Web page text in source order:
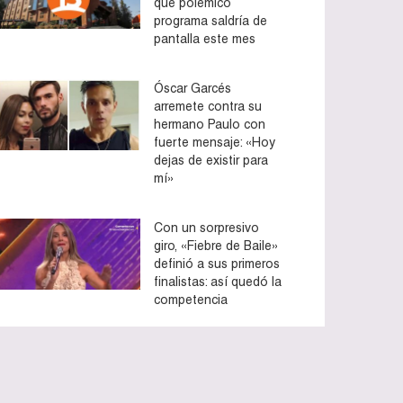
programa saldría de
pantalla este mes
Óscar Garcés
arremete contra su
hermano Paulo con
fuerte mensaje: «Hoy
dejas de existir para
mí»
Con un sorpresivo
giro, «Fiebre de Baile»
definió a sus primeros
finalistas: así quedó la
competencia